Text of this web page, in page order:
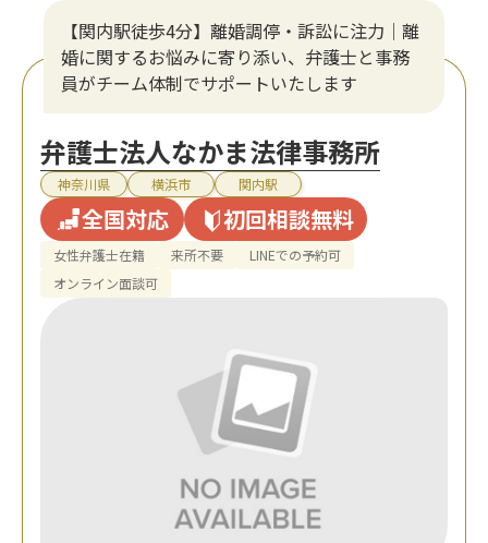
【関内駅徒歩4分】離婚調停・訴訟に注力│離
婚に関するお悩みに寄り添い、弁護士と事務
員がチーム体制でサポートいたします
弁護士法人なかま法律事務所
神奈川県 横浜市 関内駅
全国対応 初回相談無料
女性弁護士在籍 来所不要
LINEでの予約可
オンライン面談可